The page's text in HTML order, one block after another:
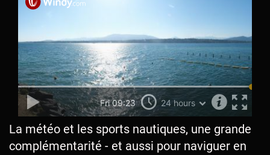
La météo et les sports nautiques, une grande
complémentarité - et aussi pour naviguer en